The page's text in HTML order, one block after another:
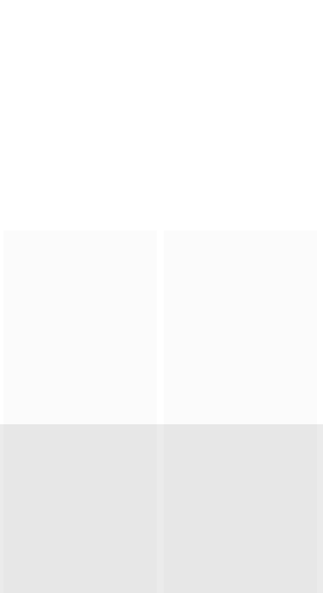
嘉宾环节，联动韩版及中国版成员参与录制